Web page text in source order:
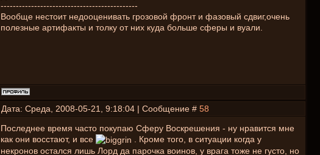
---------------------------------------------
Вообще нестоит недооценивать грозовой фронт и фазовый сдвиг,очень
полезные артифакты и толку от них куда больше сферы и вуали.
Дата: Среда, 2008-05-21, 9:18:04 | Сообщение # 58
Последнее время часто покупаю Сферу Воскрешения - ну нравится мне
как они восстают, и все
. Кроме того, в ситуации когда у
некронов остался лишь Лорд да парочка воинов, у врага тоже не густо, но